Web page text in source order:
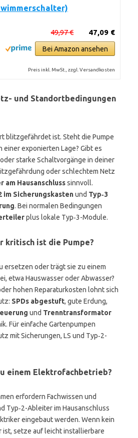
47,09 €
49,97 €
Bei Amazon ansehen
Preis inkl. MwSt., zzgl. Versandkosten
und Standortbedingungen
blitzgefährdet ist. Steht die Pumpe
einer exponierten Lage? Gibt es
starke Schaltvorgänge in deiner
oder schlechtem Netz
am Hausanschlusssinnvoll.
im Sicherungskastenund Typ‑3
. Bei normalen Bedingungen
plus lokale Typ‑3-Module.
kritisch ist die Pumpe?
ersetzen oder trägt sie zu einem
etwa Hauswasser oder Abwasser?
hohen Reparaturkosten lohnt sich
SPDs abgestuft, gute Erdung,
und Trenntransformator
Für einfache Gartenpumpen
mit Sicherungen, LS und Typ‑2-
einem Elektrofachbetrieb?
erfordern Fachwissen und
Typ‑2-Ableiter im Hausanschluss
eingebaut werden. Wenn kein
ist, setze auf leicht installierbare